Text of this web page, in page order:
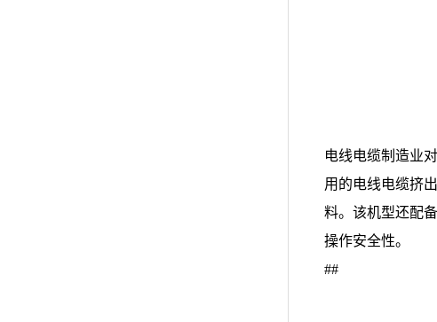
电线电缆制造业
用的电线电缆挤
料。该机型还配
操作安全性。
##